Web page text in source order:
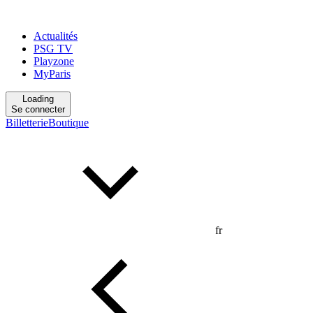
Actualités
PSG TV
Playzone
MyParis
Loading
Se connecter
BilletterieBoutique
fr